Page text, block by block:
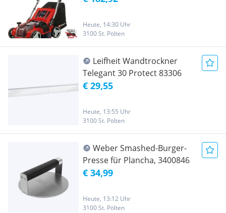
Heute, 14:30 Uhr
3100 St. Pölten
Leifheit Wandtrockner
Telegant 30 Protect 83306
€ 29,55
Heute, 13:55 Uhr
3100 St. Pölten
Weber Smashed-Burger-
Presse für Plancha, 3400846
€ 34,99
Heute, 13:12 Uhr
3100 St. Pölten